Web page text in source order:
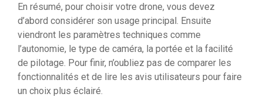
En résumé, pour choisir votre drone, vous devez
d’abord considérer son usage principal. Ensuite
viendront les paramètres techniques comme
l’autonomie, le type de caméra, la portée et la facilité
de pilotage. Pour finir, n’oubliez pas de comparer les
fonctionnalités et de lire les avis utilisateurs pour faire
un choix plus éclairé.